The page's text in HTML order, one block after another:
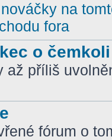
na
fora
o čemkoli
až příliš
fórum o